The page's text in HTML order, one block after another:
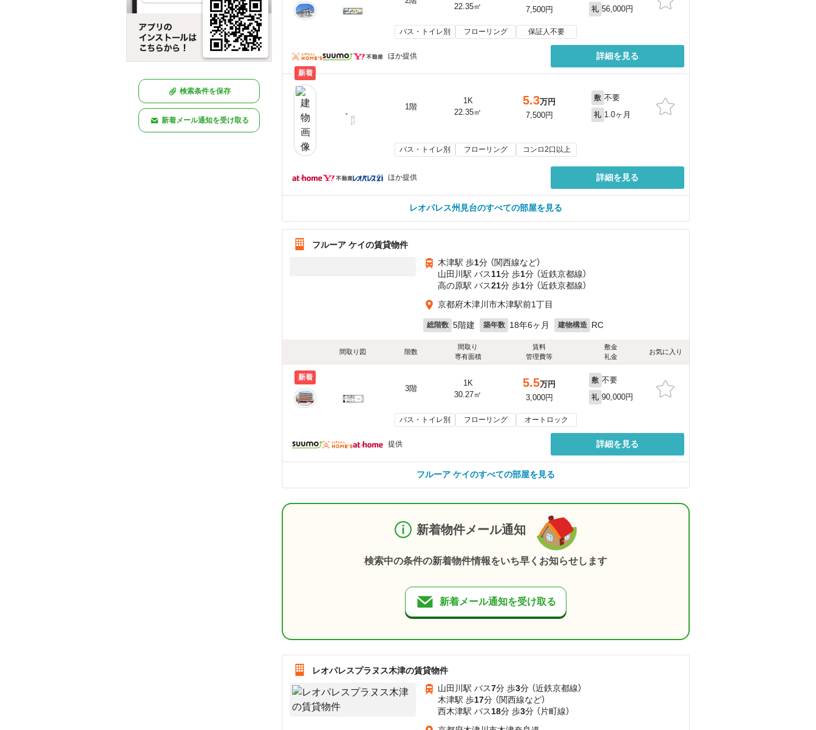
検索条件を保存
新着メール通知を受け取る
22.35㎡
7,500円
礼 56,000円
バス・トイレ別 フローリング 保証人不要
ほか提供 詳細を見る
新着
1階
1K
22.35㎡
5.3万円
7,500円
敷 不要
礼 1.0ヶ月
バス・トイレ別 フローリング コンロ2口以上
ほか提供 詳細を見る
レオパレス州見台のすべての部屋を見る
フルーア ケイの賃貸物件
木津駅 歩1分 （関西線など）
山田川駅 バス11分 歩1分 （近鉄京都線）
高の原駅 バス21分 歩1分 （近鉄京都線）
京都府木津川市木津駅前1丁目
総階数 5階建 築年数 18年6ヶ月 建物構造 RC
間取り図 階数
間取り
専有面積
賃料
管理費等
敷金
礼金
お気に入り
新着
3階
1K
30.27㎡
5.5万円
3,000円
敷 不要
礼 90,000円
バス・トイレ別 フローリング オートロック
提供 詳細を見る
フルーア ケイのすべての部屋を見る
新着物件メール通知
検索中の条件の新着物件情報をいち早くお知らせします
新着メール通知を受け取る
レオパレスプラヌス木津の賃貸物件
山田川駅 バス7分 歩3分 （近鉄京都線）
木津駅 歩17分 （関西線など）
西木津駅 バス18分 歩3分 （片町線）